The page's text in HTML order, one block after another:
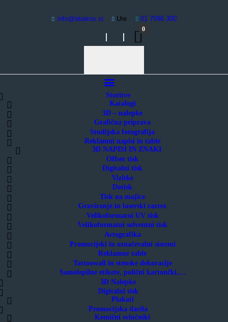
info@abakos.si Ure 01 7096 300
0
Storitve
Katalogi
3D – nalepke
Grafična priprava
Studijska fotografija
Reklamni napisi in table
3D NAPISI IN ZNAKI
Offset tisk
Digitalni tisk
Vizitke
Dotisk
Tisk na majice
Graviranje in laserski razrez
Velikoformatni UV tisk
Velikoformatni solventni tisk
Avtografika
Promocijski in označevalni sistemi
Reklamne table
Tattoowall in stenske dekoracije
Samolepilne etikete, polični kartončki,…
3D Nalepke
Digitalni tisk
Plakati
Promocijska darila
Kemični svinčniki
Abakos | digitalni tisk
Grafični studio
O podjetju